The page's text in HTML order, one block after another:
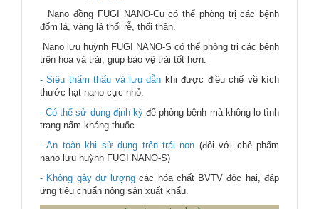
Nano đồng FUGI NANO-Cu có thể phòng trị các bệnh
đốm lá, vàng lá thối rễ, thối thân.
Nano lưu huỳnh FUGI NANO-S có thể phòng trị các bệnh
trên hoa và trái, giúp bảo vệ trái tốt hơn.
- Siêu thẩm thấu và lưu dẫn khi được điều chế về kích
thước hạt nano cực nhỏ.
- Có thể sử dụng định kỳđể phòng bệnh mà không lo tình
trạng nấm kháng thuốc.
- An toàn khi sử dụng trên trái non (đối với chế phẩm
nano lưu huỳnh FUGI NANO-S)
- Không gây dư lượng các hóa chất BVTV độc hại, đáp
ứng tiêu chuẩn nông sản xuất khẩu.